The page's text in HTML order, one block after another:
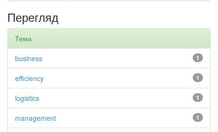
Перегляд
Тема
1
business
1
efficiency
1
logistics
1
management